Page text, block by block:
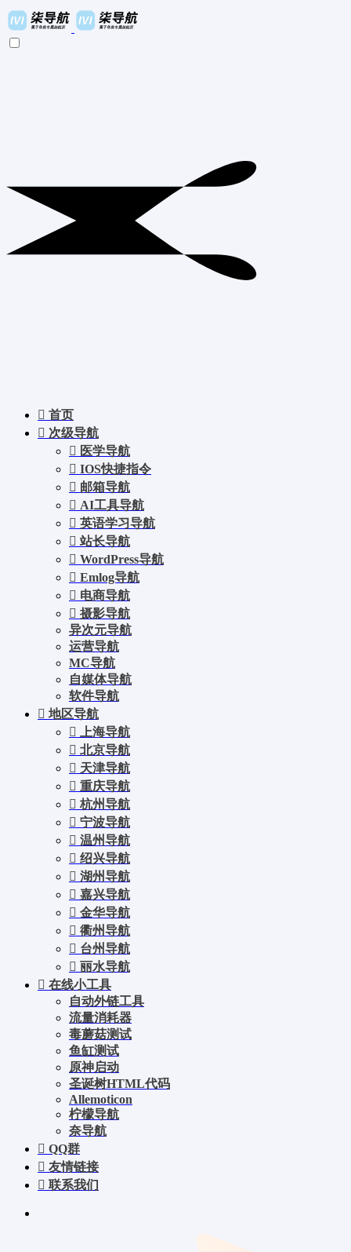
首页
次级导航
医学导航
IOS快捷指令
邮箱导航
AI工具导航
英语学习导航
站长导航
WordPress导航
Emlog导航
电商导航
摄影导航
异次元导航
运营导航
MC导航
自媒体导航
软件导航
地区导航
上海导航
北京导航
天津导航
重庆导航
杭州导航
宁波导航
温州导航
绍兴导航
湖州导航
嘉兴导航
金华导航
衢州导航
台州导航
丽水导航
在线小工具
自动外链工具
流量消耗器
毒蘑菇测试
鱼缸测试
原神启动
圣诞树HTML代码
Allemoticon
柠檬导航
奈导航
QQ群
友情链接
联系我们